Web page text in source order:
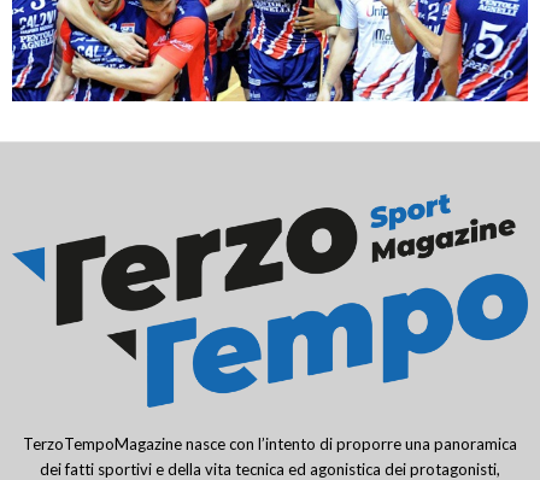
TerzoTempoMagazine nasce con l’intento di proporre una panoramica
dei fatti sportivi e della vita tecnica ed agonistica dei protagonisti,